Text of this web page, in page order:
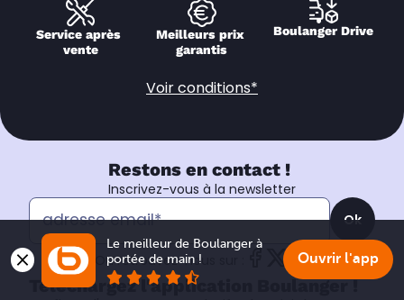
Service après
vente
Meilleurs prix
garantis
Boulanger Drive
Voir conditions*
Restons en contact !
Inscrivez-vous à la newsletter
Ok
Ou retrouvez-nous sur :
Téléchargez l'application Boulanger !
Le meilleur de Boulanger à
portée de main !
Ouvrir l'app